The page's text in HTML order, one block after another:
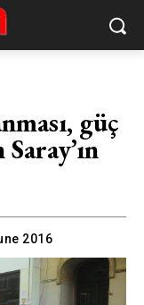
güç
2016